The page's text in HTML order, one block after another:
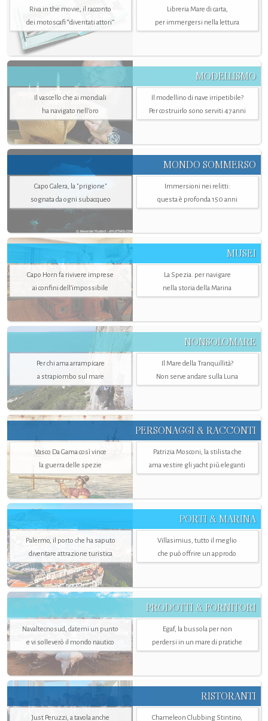
Riva in the movie, il racconto
dei motoscafi “diventati attori”
Libreria Mare di carta,
per immergersi nella lettura
MODELLISMO
Il vascello che ai mondiali
ha navigato nell’oro
Il modellino di nave irripetibile?
Per costruirlo sono serviti 47 anni
MONDO SOMMERSO
Capo Galera, la "prigione"
sognata da ogni subacqueo
Immersioni nei relitti:
questa è profonda 150 anni
MUSEI
Capo Horn fa rivivere imprese
ai confini dell’impossibile
La Spezia. per navigare
nella storia della Marina
NONSOLOMARE
Per chi ama arrampicare
a strapiombo sul mare
Il Mare della Tranquillità?
Non serve andare sulla Luna
PERSONAGGI & RACCONTI
Vasco Da Gama così vince
la guerra delle spezie
Patrizia Mosconi, la stilista che
ama vestire gli yacht più eleganti
PORTI & MARINA
Palermo, il porto che ha saputo
diventare attrazione turistica
Villasimius, tutto il meglio
che può offrire un approdo
PRODOTTI & FORNITORI
Navaltecnosud, datemi un punto
e vi solleverò il mondo nautico
Egaf, la bussola per non
perdersi in un mare di pratiche
RISTORANTI
Just Peruzzi, a tavola anche Chameleon Clubbing Stintino,